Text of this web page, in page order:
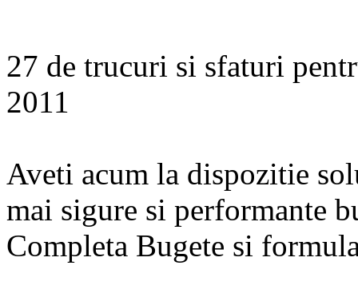
27 de trucuri si sfaturi
2011
Aveti acum la dispozitie
mai sigure si performante
Completa Bugete si